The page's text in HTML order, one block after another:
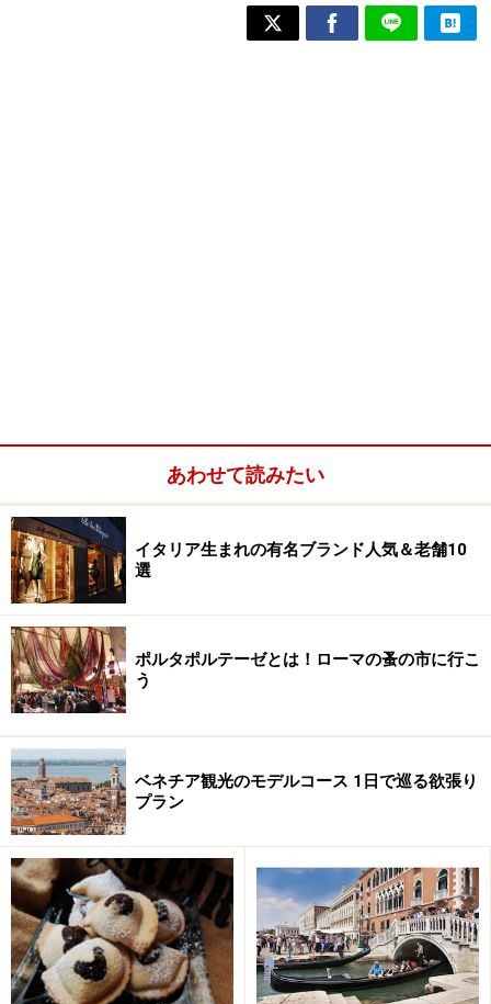
あわせて読みたい
イタリア生まれの有名ブランド人気＆老舗10
選
ポルタポルテーゼとは！ローマの蚤の市に行こ
う
ベネチア観光のモデルコース 1日で巡る欲張り
プラン